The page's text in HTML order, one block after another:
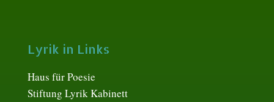
Lyrik in Links
Haus für Poesie
Stiftung Lyrik Kabinett